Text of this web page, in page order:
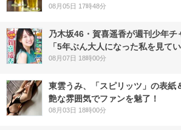
08月05日 17時48分
乃木坂46・賀喜遥香が週刊少年チ
「5年ぶん大人になった私を見て
08月07日 18時00分
東雲うみ、「スピリッツ」の表紙
艶な雰囲気でファンを魅了！
08月03日 18時00分